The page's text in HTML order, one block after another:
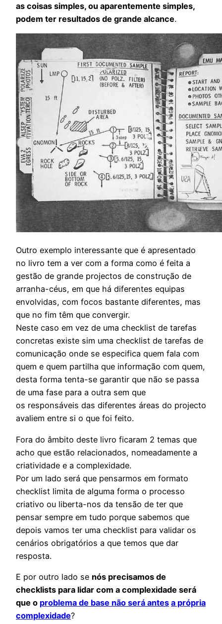
as coisas simples, ou aparentemente simples,
podem ter resultados de grande alcance.
Outro exemplo interessante que é apresentado
no livro tem a ver com a forma como é feita a
gestão de grande projectos de construção de
arranha-céus, em que há diferentes equipas
envolvidas, com focos bastante diferentes, mas
que no fim têm que convergir.
Neste caso em vez de uma checklist de tarefas
concretas existe sim uma checklist de tarefas de
comunicação onde se especifica quem fala com
quem e quem partilha que informação com quem,
desta forma tenta-se garantir que não se passa
de uma fase para a outra sem que
os responsáveis das diferentes áreas do projecto
avaliem entre si o que foi feito.
Fora do âmbito deste livro ficaram 2 temas que
acho que estão relacionados, nomeadamente a
criatividade e a complexidade.
Por um lado será que pensarmos em formato
checklist limita de alguma forma o processo
criativo ou liberta-nos da tensão de ter que
pensar sempre em tudo porque sabemos que
depois vamos ter uma checklist para validar os
cenários obrigatórios a que temos que dar
resposta.
E por outro lado se nós precisamos de
checklists para lidar com a complexidade será
que o problema de base não será antes a própria
complexidade?